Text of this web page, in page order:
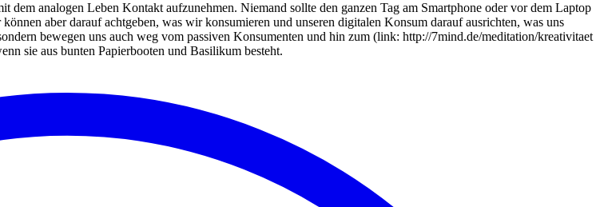
analogen Leben Kontakt aufzunehmen. Niemand sollte den ganzen Tag am Smartphone oder vor dem Laptop
aber darauf achtgeben, was wir konsumieren und unseren digitalen Konsum darauf ausrichten, was uns
bewegen uns auch weg vom passiven Konsumenten und hin zum (link: http://7mind.de/meditation/kreativitaet
sie aus bunten Papierbooten und Basilikum besteht.